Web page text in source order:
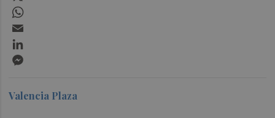
Valencia Plaza